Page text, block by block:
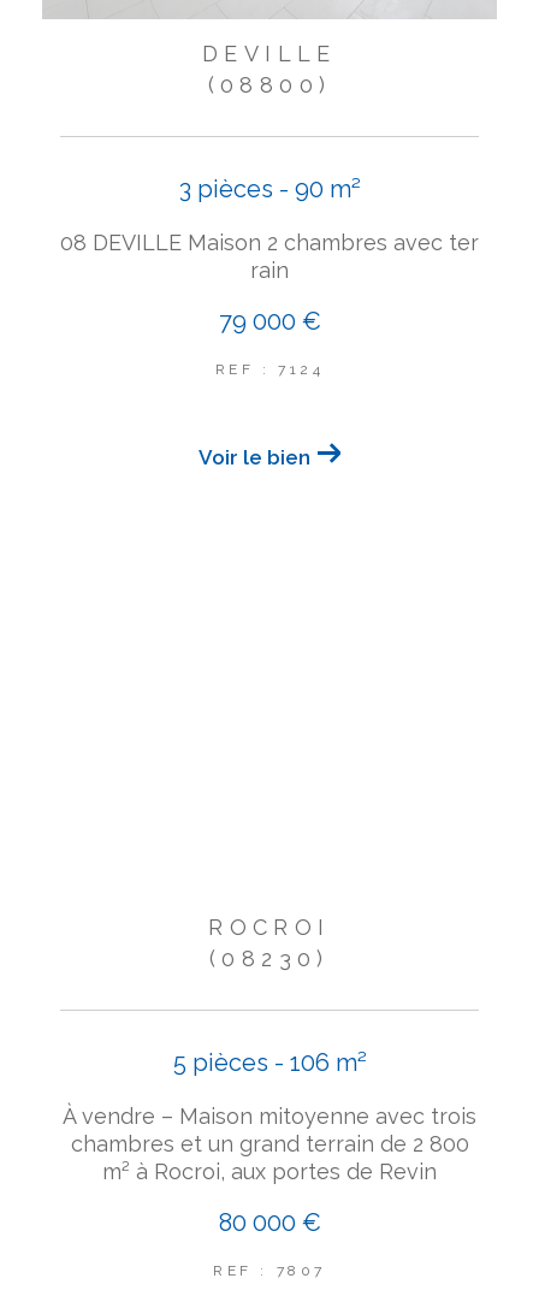
DEVILLE
(08800)
3 pièces - 90 m²
08 DEVILLE Maison 2 chambres avec ter
rain
79 000 €
REF : 7124
Voir le bien
ROCROI
(08230)
5 pièces - 106 m²
À vendre – Maison mitoyenne avec trois
chambres et un grand terrain de 2 800
m² à Rocroi, aux portes de Revin
80 000 €
REF : 7807